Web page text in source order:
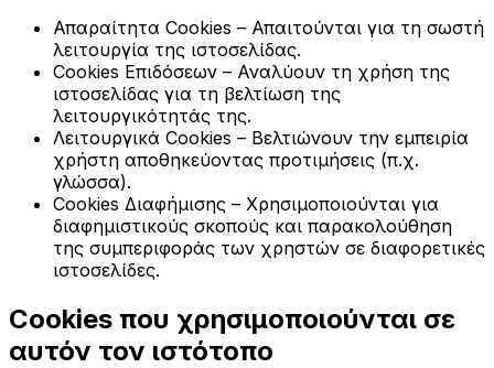
Απαραίτητα Cookies – Απαιτούνται για τη σωστή
λειτουργία της ιστοσελίδας.
Cookies Επιδόσεων – Αναλύουν τη χρήση της
ιστοσελίδας για τη βελτίωση της
λειτουργικότητάς της.
Λειτουργικά Cookies – Βελτιώνουν την εμπειρία
χρήστη αποθηκεύοντας προτιμήσεις (π.χ.
γλώσσα).
Cookies Διαφήμισης – Χρησιμοποιούνται για
διαφημιστικούς σκοπούς και παρακολούθηση
της συμπεριφοράς των χρηστών σε διαφορετικές
ιστοσελίδες.
Cookies που χρησιμοποιούνται σε
αυτόν τον ιστότοπο